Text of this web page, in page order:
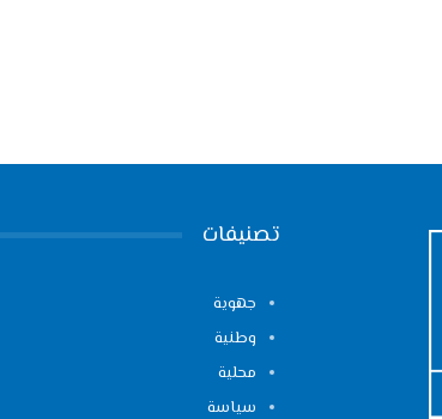
تصنيفات
جهوية
وطنية
محلية
سياسة